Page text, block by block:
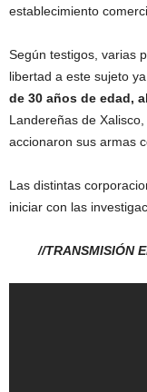
establecimiento
Según testigos, varias
libertad a este sujeto
de 30 años de edad,
Landereñas de
accionaron sus armas
Las distintas
iniciar con las
//TRANSMISIÓN